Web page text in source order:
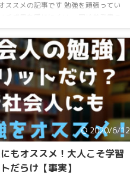
ススメの記事です 勉強を頑張ってい
：８分 仕事から帰宅後の学習など
いるのになかなか覚えられない」
書なども何回もやり直さないと覚え
相談をうけることがあります。 そ
をしっかり聞いてみると、ある共通
きました。 その共通点に対して少し
てみることで、勉強の成果が段違い
多かったので文 ...
2020/6/12
もオススメ！大人こそ学習
だらけ【事実】